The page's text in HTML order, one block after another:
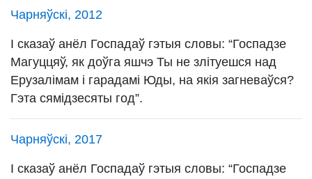
Чарняўскі, 2012
І сказаў анёл Госпадаў гэтыя словы: “Госпадзе
Магуццяў, як доўга яшчэ Ты не злітуешся над
Ерузалімам і гарадамі Юды, на якія загневаўся?
Гэта сямідзесяты год”.
Чарняўскі, 2017
І сказаў анёл Госпадаў гэтыя словы: “Госпадзе